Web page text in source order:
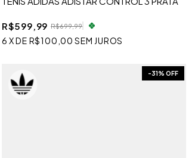
R$599,99 R$699,99
6 XDE R$100,00 SEM JUROS
-31% OFF